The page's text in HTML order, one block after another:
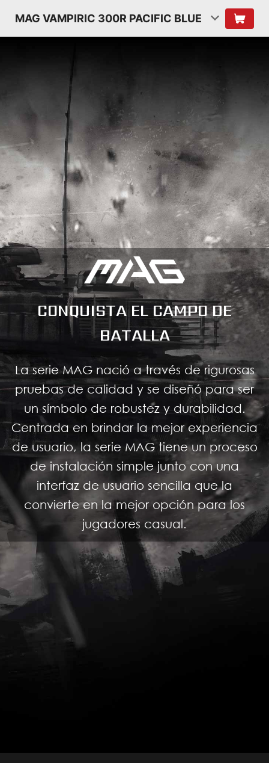
MAG VAMPIRIC 300R PACIFIC BLUE
CONQUISTA EL CAMPO DE
BATALLA
La serie MAG nació a través de rigurosas
pruebas de calidad y se diseñó para ser
un símbolo de robustez y durabilidad.
Centrada en brindar la mejor experiencia
de usuario, la serie MAG tiene un proceso
de instalación simple junto con una
interfaz de usuario sencilla que la
convierte en la mejor opción para los
jugadores casual.